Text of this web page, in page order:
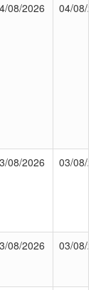
08/2026 04/08/
08/2026 03/08/
08/2026 03/08/